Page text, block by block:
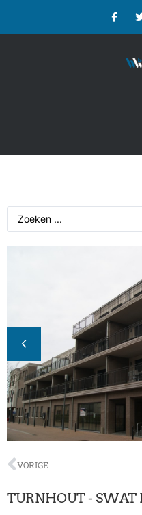
VORIGE
TURNHOUT - SWAT